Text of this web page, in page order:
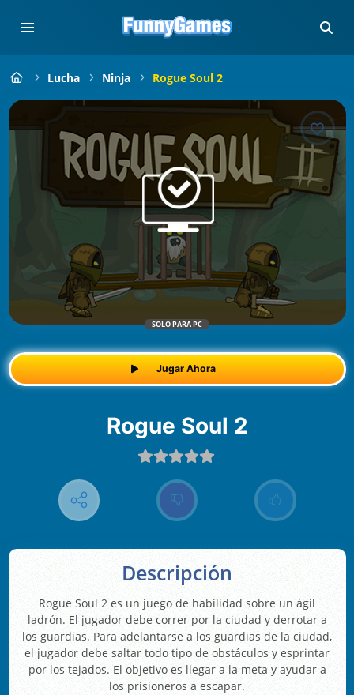
Lucha Ninja Rogue Soul 2
SOLO PARA PC
Jugar Ahora
Rogue Soul 2
Descripción
Rogue Soul 2 es un juego de habilidad sobre un ágil
ladrón. El jugador debe correr por la ciudad y derrotar a
los guardias. Para adelantarse a los guardias de la ciudad,
el jugador debe saltar todo tipo de obstáculos y esprintar
por los tejados. El objetivo es llegar a la meta y ayudar a
los prisioneros a escapar.